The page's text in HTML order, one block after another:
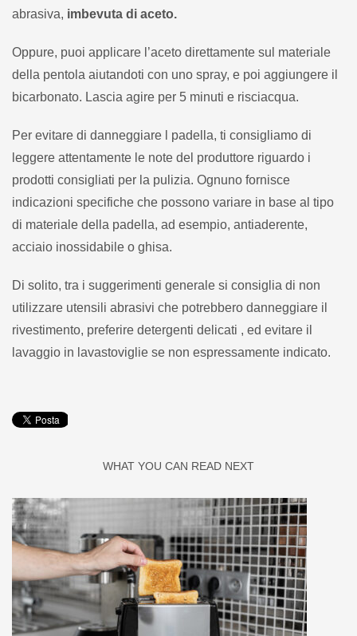
abrasiva, imbevuta di aceto.
Oppure, puoi applicare l’aceto direttamente sul materiale
della pentola aiutandoti con uno spray, e poi aggiungere il
bicarbonato. Lascia agire per 5 minuti e risciacqua.
Per evitare di danneggiare l padella, ti consigliamo di
leggere attentamente le note del produttore riguardo i
prodotti consigliati per la pulizia. Ognuno fornisce
indicazioni specifiche che possono variare in base al tipo
di materiale della padella, ad esempio, antiaderente,
acciaio inossidabile o ghisa.
Di solito, tra i suggerimenti generale si consiglia di non
utilizzare utensili abrasivi che potrebbero danneggiare il
rivestimento, preferire detergenti delicati , ed evitare il
lavaggio in lavastoviglie se non espressamente indicato.
WHAT YOU CAN READ NEXT